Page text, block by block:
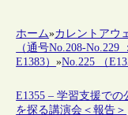
ホーム»カレントアウ
（通号No.208-No.229
E1383）»No.225 （
E1355 – 学習支援で
を探る講演会＜報告＞